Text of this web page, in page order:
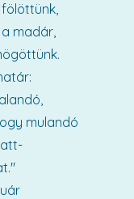
fölöttünk,
madár,
mulandó